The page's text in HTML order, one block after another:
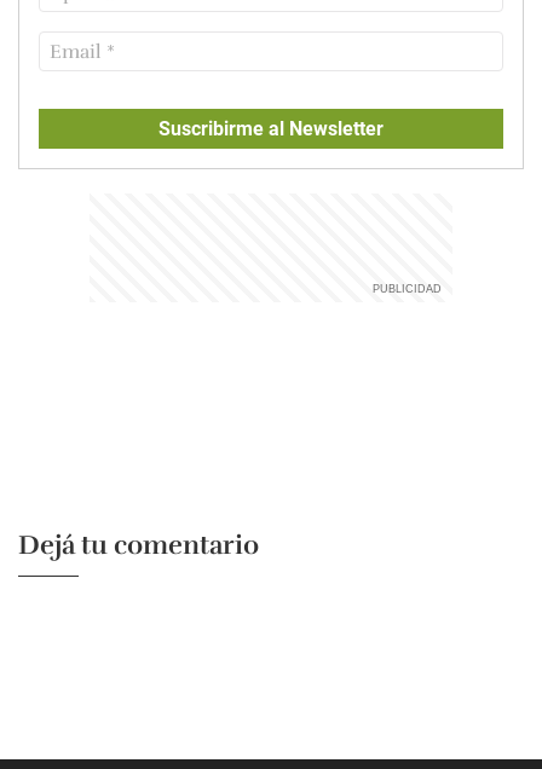
Suscribirme al Newsletter
Dejá tu comentario